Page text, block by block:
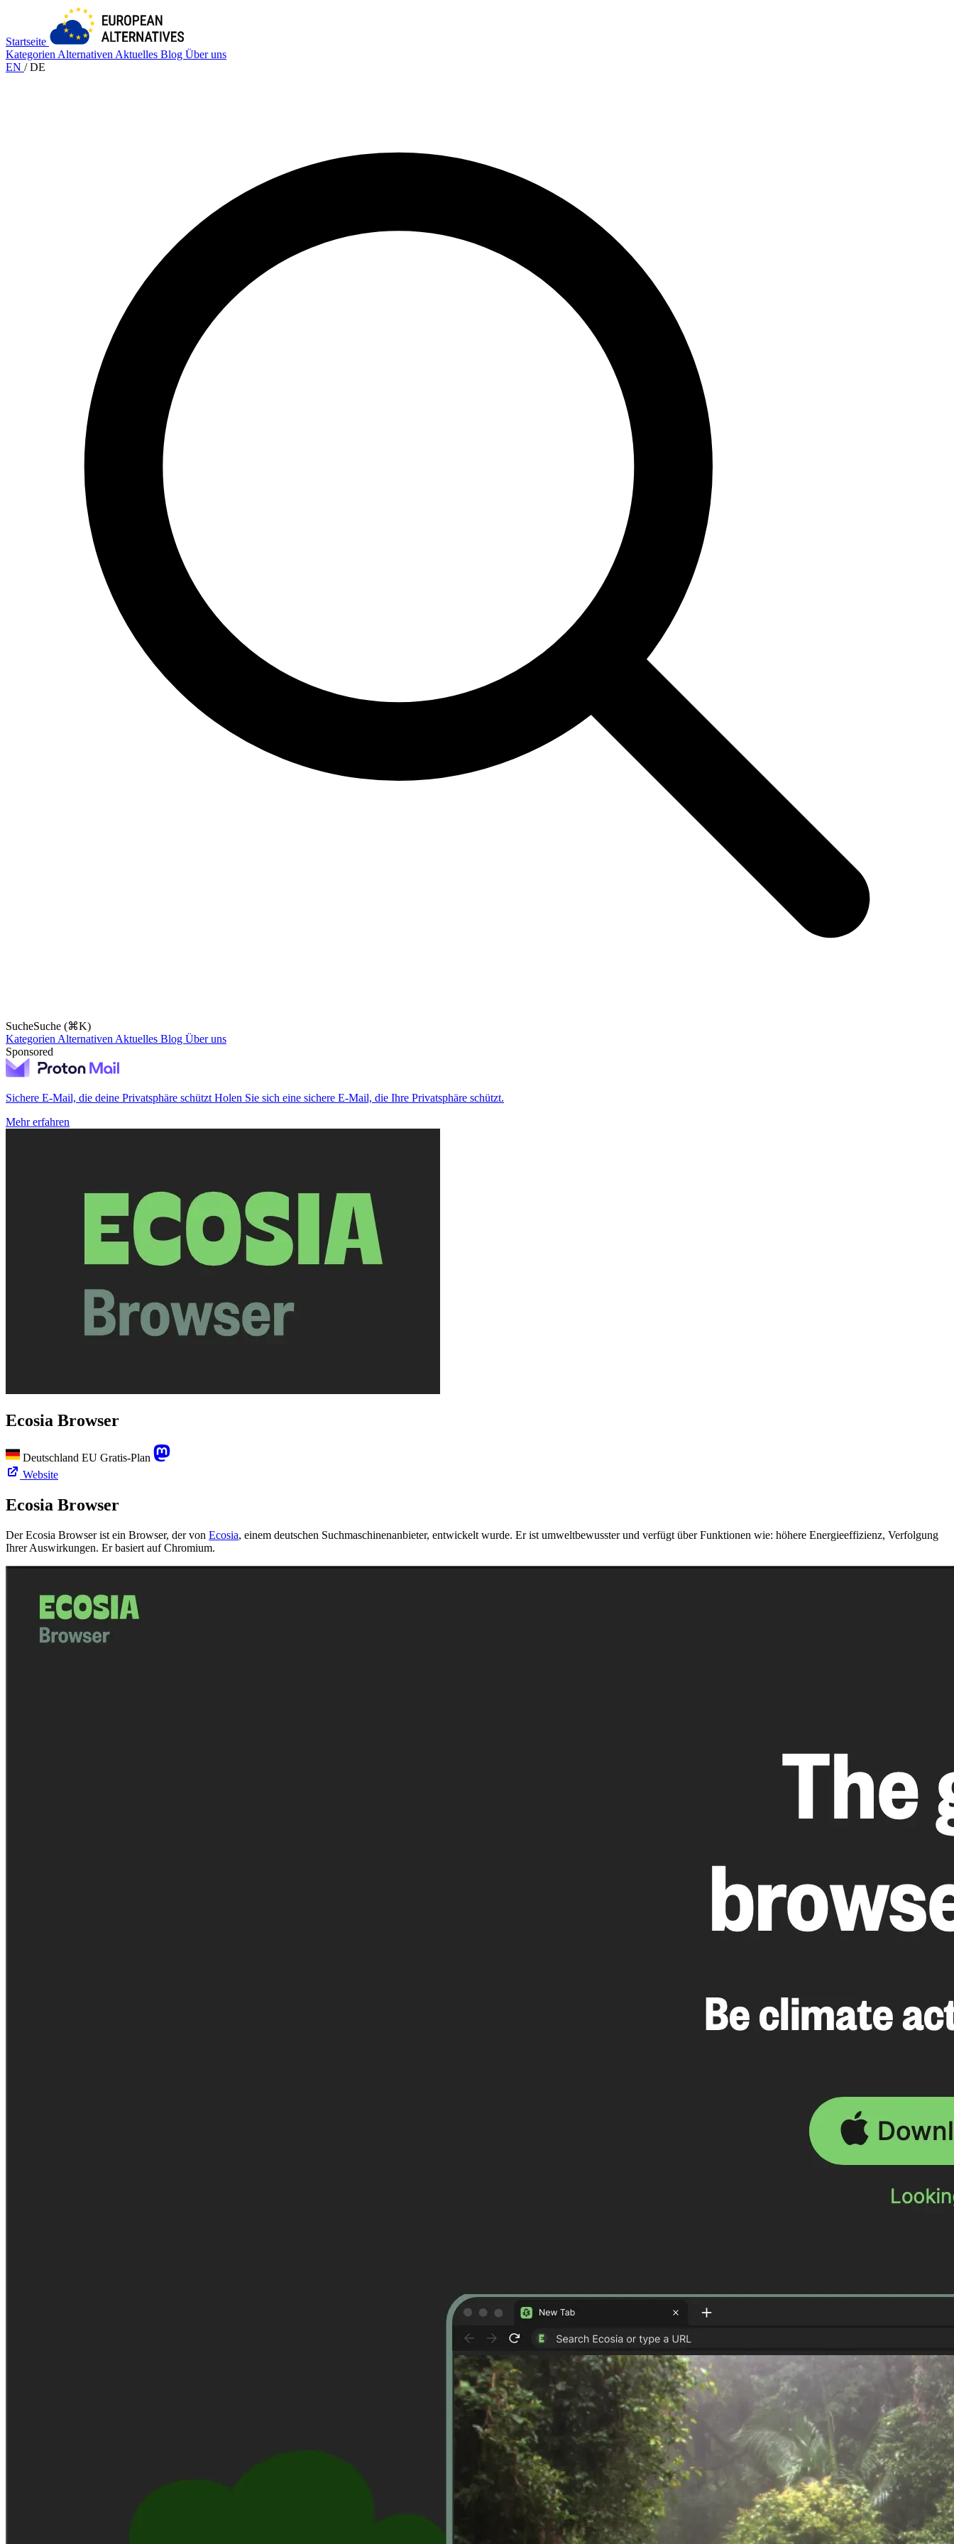
Startseite
Kategorien Alternativen Aktuelles Blog Über uns
EN / DE
SucheSuche (⌘K)
Kategorien Alternativen Aktuelles Blog Über uns
Sponsored
Sichere E-Mail, die deine Privatsphäre schützt Holen Sie sich eine sichere E-Mail, die Ihre Privatsphäre schützt.
Mehr erfahren
Ecosia Browser
Deutschland EU Gratis-Plan
Website
Ecosia Browser
Der Ecosia Browser ist ein Browser, der von Ecosia, einem deutschen Suchmaschinenanbieter, entwickelt wurde. Er ist umweltbewusster und verfügt über Funktionen wie: höhere Energieeffizienz, Verfolgung
Ihrer Auswirkungen. Er basiert auf Chromium.